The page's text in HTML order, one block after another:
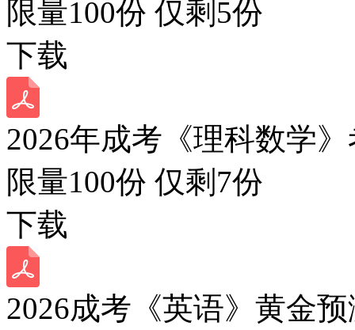
限量100份 仅剩 5份
下载
2026年成考《理科数学
限量100份 仅剩 7份
下载
2026成考《英语》黄金